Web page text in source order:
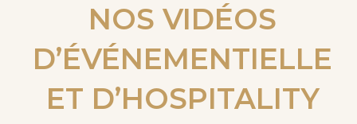
NOS VIDÉOS
D’ÉVÉNEMENTIELLE
ET D’HOSPITALITY